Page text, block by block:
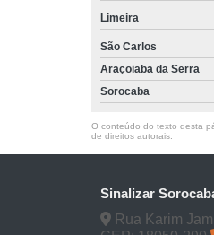
Limeira
São Carlos
Araçoiaba da Serra
Sorocaba
O conteúdo do texto desta
de direitos autorais
Sinalizar
Rua Karim